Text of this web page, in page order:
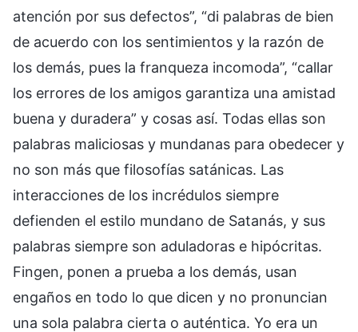
atención por sus defectos”, “di palabras de bien
de acuerdo con los sentimientos y la razón de
los demás, pues la franqueza incomoda”, “callar
los errores de los amigos garantiza una amistad
buena y duradera” y cosas así. Todas ellas son
palabras maliciosas y mundanas para obedecer y
no son más que filosofías satánicas. Las
interacciones de los incrédulos siempre
defienden el estilo mundano de Satanás, y sus
palabras siempre son aduladoras e hipócritas.
Fingen, ponen a prueba a los demás, usan
engaños en todo lo que dicen y no pronuncian
una sola palabra cierta o auténtica. Yo era un